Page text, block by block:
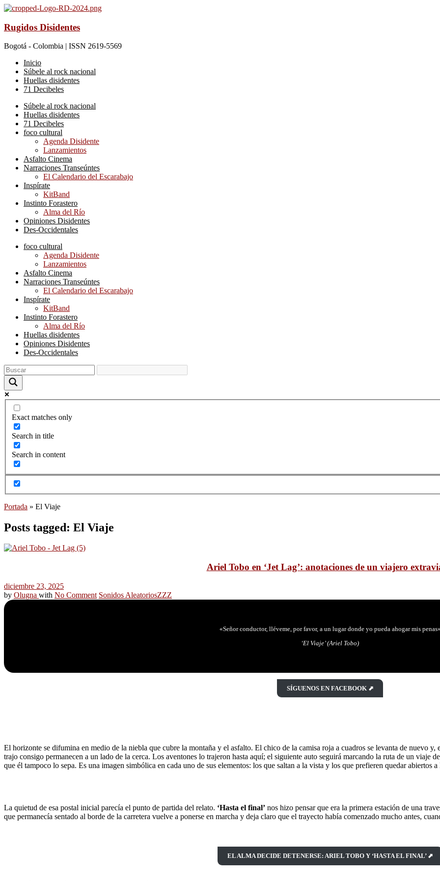
Rugidos Disidentes
Bogotá - Colombia | ISSN 2619-5569
Inicio
Súbele al rock nacional
Huellas disidentes
71 Decibeles
Súbele al rock nacional
Huellas disidentes
71 Decibeles
foco cultural
Agenda Disidente
Lanzamientos
Asfalto Cinema
Narraciones Transeúntes
El Calendario del Escarabajo
Inspírate
KitBand
Instinto Forastero
Alma del Río
Opiniones Disidentes
Des-Occidentales
foco cultural
Agenda Disidente
Lanzamientos
Asfalto Cinema
Narraciones Transeúntes
El Calendario del Escarabajo
Inspírate
KitBand
Instinto Forastero
Alma del Río
Huellas disidentes
Opiniones Disidentes
Des-Occidentales
Exact matches only
Search in title
Search in content
Portada » El Viaje
Posts tagged: El Viaje
Ariel Tobo en ‘Jet Lag’: anotaciones de un viajero
diciembre 23, 2025
by Olugna with No Comment Sonidos AleatoriosZZZ
«Señor conductor, lléveme, por favor, a un lugar donde yo pueda ahogar mis penas»
‘El Viaje’ (Ariel Tobo)
SÍGUENOS EN FACEBOOK ⬈
El horizonte se difumina en medio de la niebla que cubre la montaña y el asfalto. El chico de la camisa roja a cuadros se levanta de nuevo y,
trajo consigo permanecen a un lado de la cerca. Los aventones lo trajeron hasta aquí; el siguiente auto seguirá marcando la ruta de un viaje
que él tampoco lo sepa. Es una imagen simbólica en cada uno de sus elementos: los que saltan a la vista y los que prefieren quedar abiertos
La quietud de esa postal inicial parecía el punto de partida del relato. ‘Hasta el final’ nos hizo pensar que era la primera estación de una
que permanecía sentado al borde de la carretera vuelve a ponerse en marcha y deja claro que el trayecto había comenzado mucho antes,
EL ALMA DECIDE DETENERSE: ARIEL TOBO Y ‘HASTA EL FINAL’ ⬈